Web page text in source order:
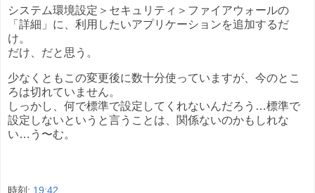
システム環境設定＞セキュリティ＞ファイアウォールの
「詳細」に、利用したいアプリケーションを追加するだ
け。
だけ、だと思う。
少なくともこの変更後に数十分使っていますが、今のとこ
ろは切れていません。
しっかし、何で標準で設定してくれないんだろう…標準で
設定しないというと言うことは、関係ないのかもしれな
い…う〜む。
時刻: 19:42